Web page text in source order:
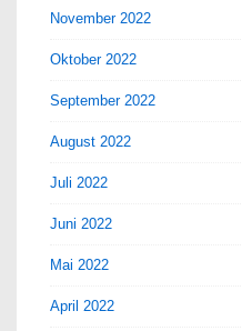
November 2022
Oktober 2022
September 2022
August 2022
Juli 2022
Juni 2022
Mai 2022
April 2022